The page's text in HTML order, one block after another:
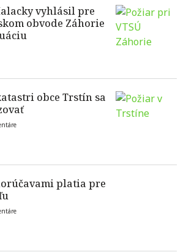
vyhlásil pre
obvode Záhorie
obce Trstín sa
platia pre